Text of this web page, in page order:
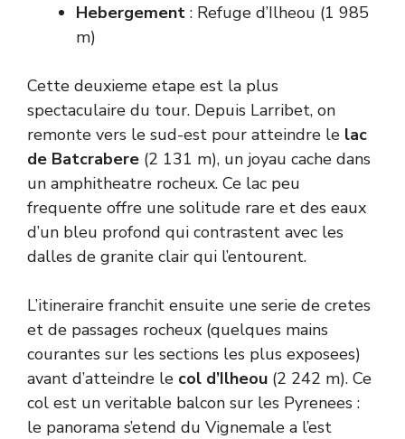
Hebergement : Refuge d’Ilheou (1 985
m)
Cette deuxieme etape est la plus
spectaculaire du tour. Depuis Larribet, on
remonte vers le sud-est pour atteindre le lac
de Batcrabere (2 131 m), un joyau cache dans
un amphitheatre rocheux. Ce lac peu
frequente offre une solitude rare et des eaux
d’un bleu profond qui contrastent avec les
dalles de granite clair qui l’entourent.
L’itineraire franchit ensuite une serie de cretes
et de passages rocheux (quelques mains
courantes sur les sections les plus exposees)
avant d’atteindre le col d’Ilheou (2 242 m). Ce
col est un veritable balcon sur les Pyrenees :
le panorama s’etend du Vignemale a l’est